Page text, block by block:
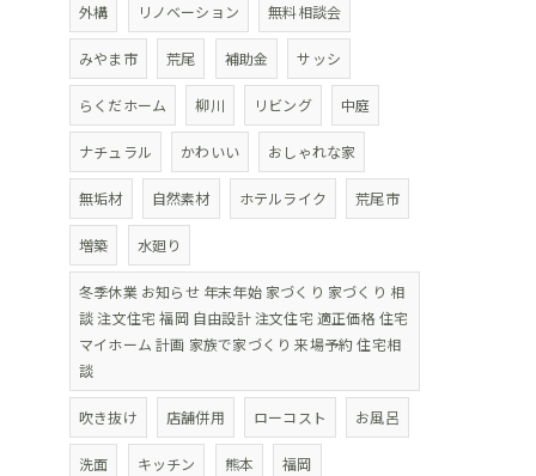
外構 リノベーション 無料相談会
みやま市 荒尾 補助金 サッシ
らくだホーム 柳川 リビング 中庭
ナチュラル かわいい おしゃれな家
無垢材 自然素材 ホテルライク 荒尾市
増築 水廻り
冬季休業 お知らせ 年末年始 家づくり 家づくり 相
談 注文住宅 福岡 自由設計 注文住宅 適正価格 住宅
マイホーム 計画 家族で家づくり 来場予約 住宅相
談
吹き抜け 店舗併用 ローコスト お風呂
洗面 キッチン 熊本 福岡